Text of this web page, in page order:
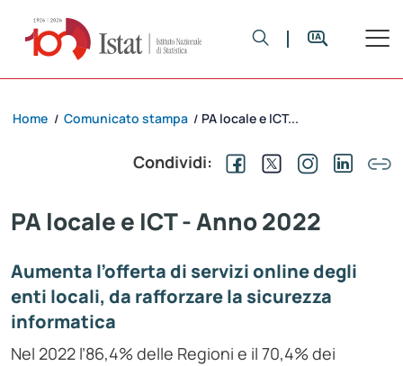
Home / Comunicato stampa / PA locale e ICT...
Condividi:
PA locale e ICT - Anno 2022
Aumenta l’offerta di servizionlinedegli
enti locali, da rafforzare la sicurezza
informatica
Nel 2022 l’86,4% delle Regioni e il 70,4% dei